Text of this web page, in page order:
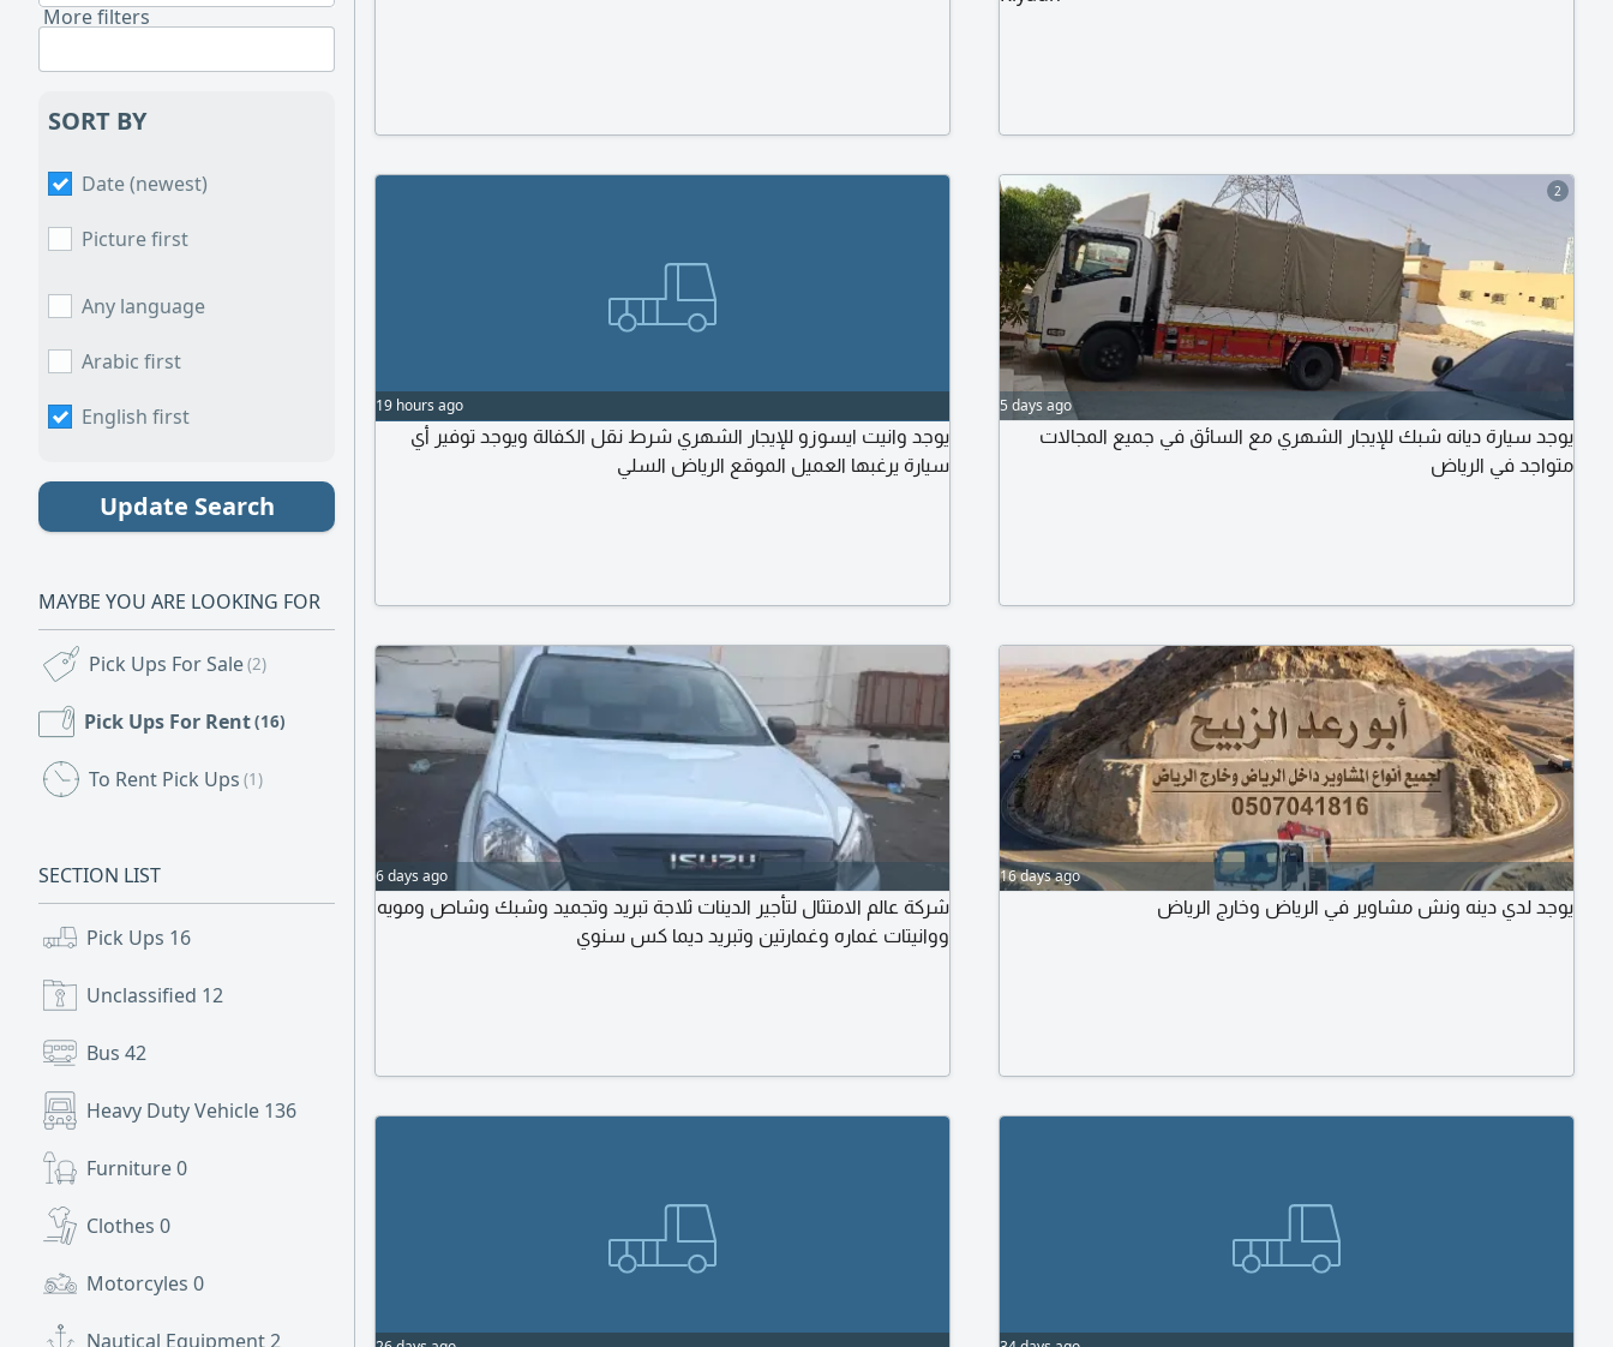
More filters
SORT BY
Date (newest)
Picture first
Any language
Arabic first
English first
Update Search
MAYBE YOU ARE LOOKING FOR
Pick Ups For Sale(2)
Pick Ups For Rent(16)
To Rent Pick Ups (1)
SECTION LIST
Pick Ups 16
Unclassified 12
Bus 42
Heavy Duty Vehicle 136
Furniture0
Clothes 0
Motorcyles 0
Nautical Equipment2
19 hours ago
يوجد وانيت ايسوزو للإيجار الشهري شرط نقل الكفالة ويوجد توفير أي
سيارة يرغبها العميل الموقع الرياض السلي
2
5 days ago
يوجد سيارة ديانه شبك للإيجار الشهري مع السائق في جميع المجالات
متواجد في الرياض
6 days ago
شركة عالم الامتثال لتأجير الدينات ثلاجة تبريد وتجميد وشبك وشاص ومويه
ووانيتات غماره وغمارتين وتبريد ديما كس سنوي
16 days ago
يوجد لدي دينه ونش مشاوير في الرياض وخارج الرياض